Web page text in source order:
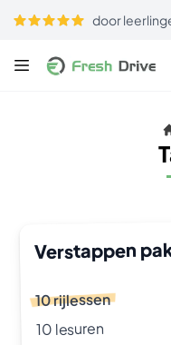
door
Verstappen
10 rijlessen
10 lesuren